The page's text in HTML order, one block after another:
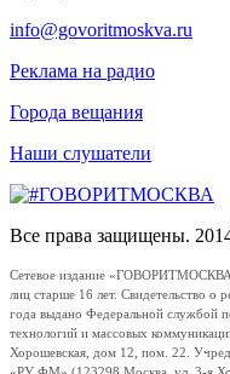
info@govoritmoskva.ru
Реклама на радио
Города вещания
Наши слушатели
Все права защищены.
Сетевое издание
лиц старше 16 лет. Свидетельство
года выдано Федеральной службой
технологий и массовых
Хорошевская, дом 12, пом. 22.